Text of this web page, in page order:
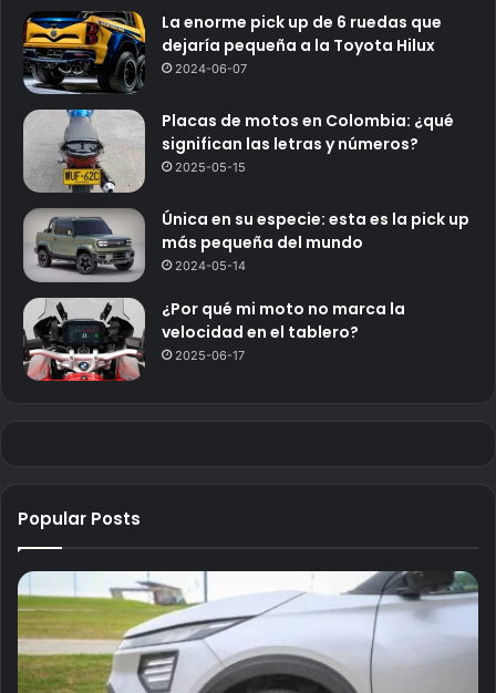
La enorme pick up de 6 ruedas que
dejaría pequeña a la Toyota Hilux
2024-06-07
Placas de motos en Colombia: ¿qué
significan las letras y números?
2025-05-15
Única en su especie: esta es la pick up
más pequeña del mundo
2024-05-14
¿Por qué mi moto no marca la
velocidad en el tablero?
2025-06-17
Popular Posts